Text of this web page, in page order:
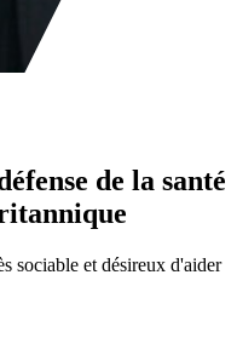
de la santé
sociable et désireux d'aider